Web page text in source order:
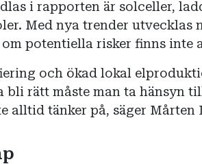
i rapporten är solceller,
Med nya trender utvecklas
om potentiella risker finns inte
och ökad lokal
bli rätt måste man ta hänsyn
alltid tänker på, säger Mårten